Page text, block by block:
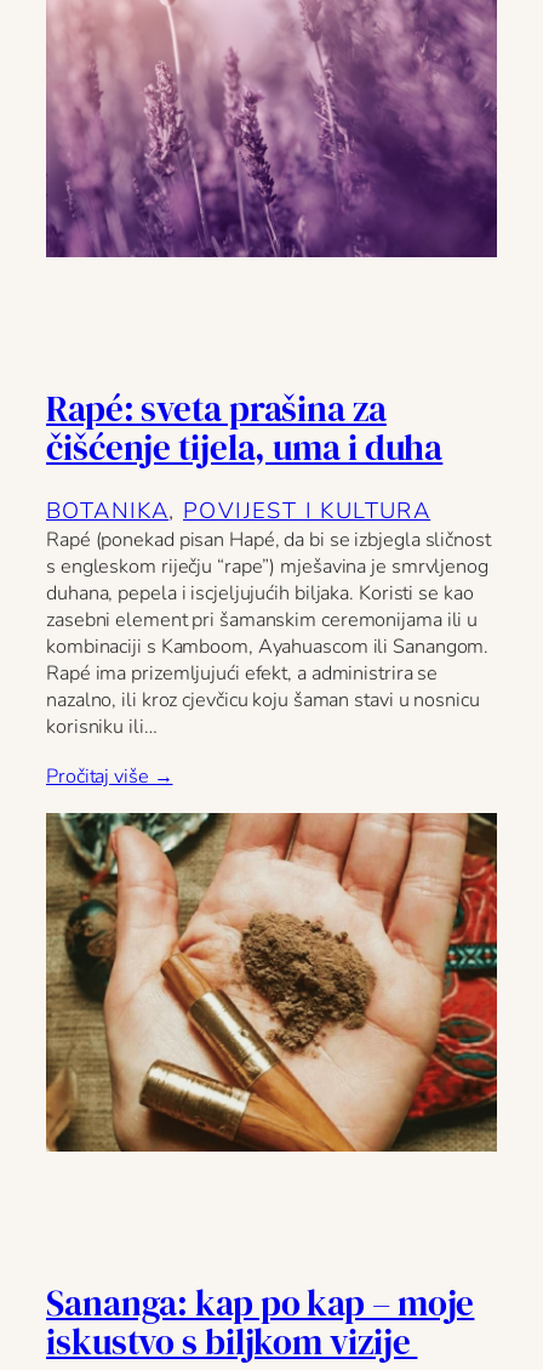
Rapé: sveta prašina za
čišćenje tijela, uma i duha
BOTANIKA, POVIJEST I KULTURA
Rapé (ponekad pisan Hapé, da bi se izbjegla sličnost
s engleskom riječju “rape”) mješavina je smrvljenog
duhana, pepela i iscjeljujućih biljaka. Koristi se kao
zasebni element pri šamanskim ceremonijama ili u
kombinaciji s Kamboom, Ayahuascom ili Sanangom.
Rapé ima prizemljujući efekt, a administrira se
nazalno, ili kroz cjevčicu koju šaman stavi u nosnicu
korisniku ili…
Pročitaj više →
Sananga: kap po kap – moje
iskustvo s biljkom vizije